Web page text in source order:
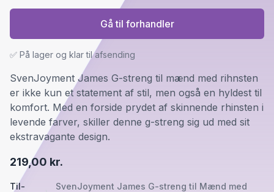
Til-
SvenJoyment James G-streng til Mænd med
219,00 kr.
SvenJoyment James G-streng til mænd med rihnsten
er ikke kun et statement af stil, men også en hyldest til
komfort. Med en forside prydet af skinnende rhinsten i
levende farver, skiller denne g-streng sig ud med sit
ekstravagante design.
✅ På lager og klar til afsending
Gå til forhandler